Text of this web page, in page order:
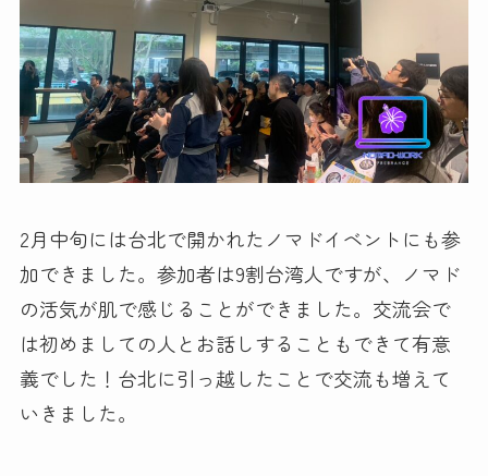
2月中旬には台北で開かれたノマドイベントにも参
加できました。参加者は9割台湾人ですが、ノマド
の活気が肌で感じることができました。交流会で
は初めましての人とお話しすることもできて有意
義でした！台北に引っ越したことで交流も増えて
いきました。